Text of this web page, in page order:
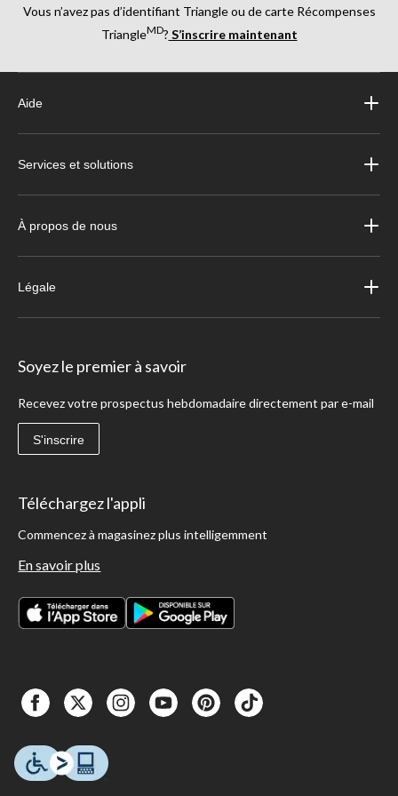
Vous n’avez pas d’identifiant Triangle ou de carte Récompenses
TriangleMD? S’inscrire maintenant
Aide
Services et solutions
À propos de nous
Légale
Soyez le premier à savoir
Recevez votre prospectus hebdomadaire directement par e-mail
S'inscrire
Téléchargez l'appli
Commencez à magasinez plus intelligemment
En savoir plus